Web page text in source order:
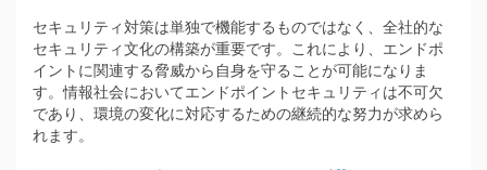
セキュリティ対策は単独で機能するものではなく、全社的な
セキュリティ文化の構築が重要です。これにより、エンドポ
イントに関連する脅威から自身を守ることが可能になりま
す。情報社会においてエンドポイントセキュリティは不可欠
であり、環境の変化に対応するための継続的な努力が求めら
れます。